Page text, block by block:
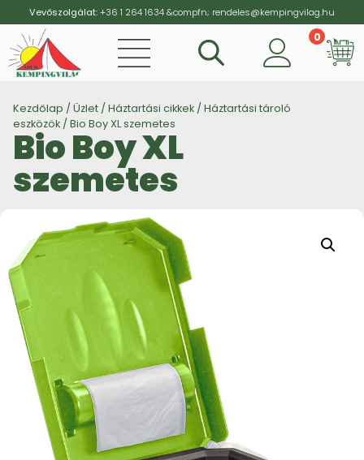
Vevőszolgálat:+36 1 264 1634&compfn; rendeles@kempingvilag.hu
0
Kezdőlap / Üzlet / Háztartási cikkek / Háztartási tároló
eszközök / Bio Boy XL szemetes
Bio Boy XL
szemetes